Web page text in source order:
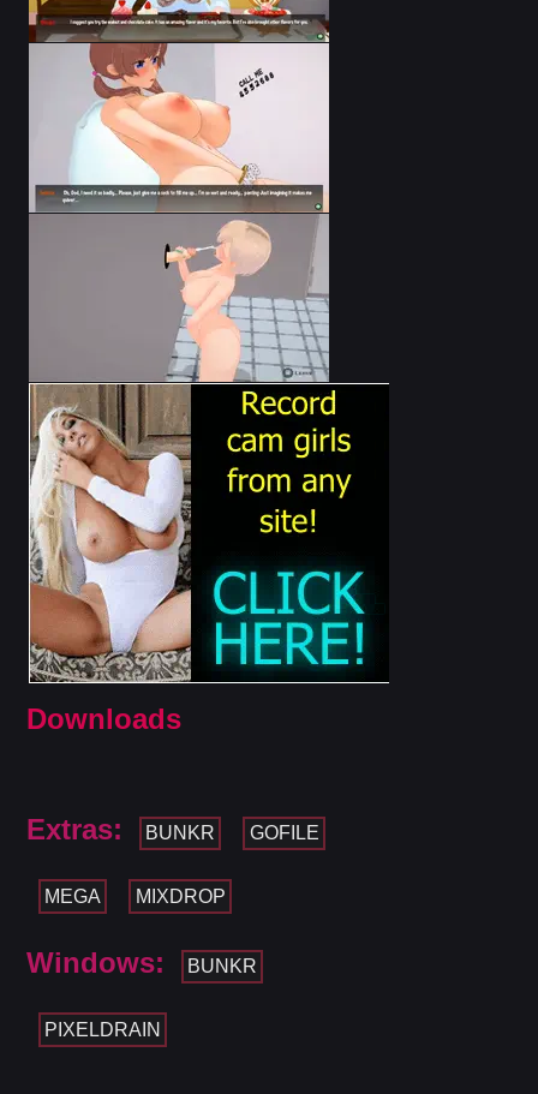
Downloads
Extras: BUNKR GOFILE
MEGA MIXDROP
Windows: BUNKR
PIXELDRAIN